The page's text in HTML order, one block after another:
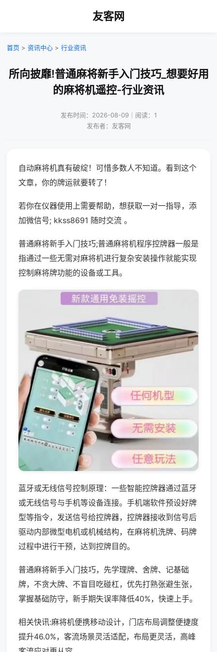
友客网
首页 > 资讯中心 > 行业资讯
所向披靡!普通麻将新手入门技巧_想要好用
的麻将机遥控-行业资讯
发布时间：2026-08-09｜阅读：1
发布者：友客网
自动麻将机真有破绽！可惜多数人不知道。看到这个
文章，你的牌运就要转了！
若你在仪器使用上需要帮助，想获取一对一指导，添
加微信号; kkss8691 随时交流 。
普通麻将新手入门技巧;普通麻将机程序控牌器一般是
指通过一些无需对麻将机进行复杂安装操作就能实现
控制麻将牌功能的设备或工具。
蓝牙或无线信号控制原理：一些智能控牌器通过蓝牙
或无线信号与手机等设备连接。手机端软件预设好牌
型等指令，发送信号给控牌器，控牌器接收到信号后
驱动内部微型电机或机械结构，在麻将机洗牌、码牌
过程中进行干预，达到控牌目的。
普通麻将新手入门技巧，先学理牌、舍牌、记基础
牌，不贪大牌、不盲目吃碰杠，优先打熟张避生张，
掌握基础防守，新手期失误率降低40%，快速上手。
相关快讯:麻将机便携移动设计，门店布局调整便捷度
提升46.0%，客流场景灵活适配，布局更灵活，高峰